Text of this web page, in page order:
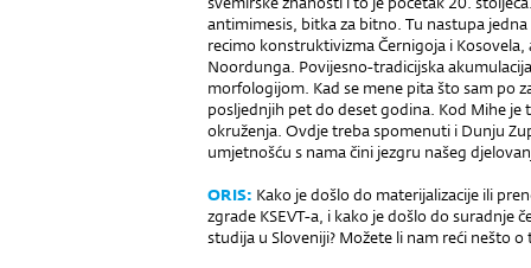
antimimesis, bitka za bitno. Tu nastupa
recimo konstruktivizma Černigoja i
Noordunga. Povijesno-tradicijska
morfologijom. Kad se mene pita što sam po
posljednjih pet do deset godina. Kod Mihe
okruženja. Ovdje treba spomenuti i Dunju
umjetnošću s nama čini jezgru našeg
ORIS: Kako je došlo do materijalizacije ili
zgrade KSEVT-a, i kako je došlo do
studija u Sloveniji? Možete li nam reći nešto o